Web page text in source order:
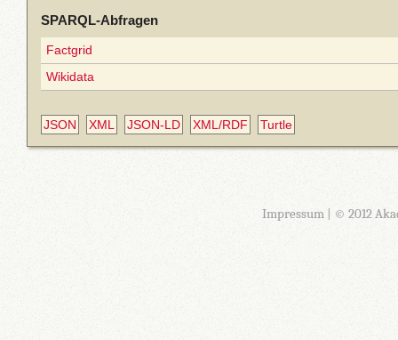
SPARQL-Abfragen
Factgrid
Wikidata
JSON XML JSON-LD XML/RDF Turtle
Impressum| © 2012